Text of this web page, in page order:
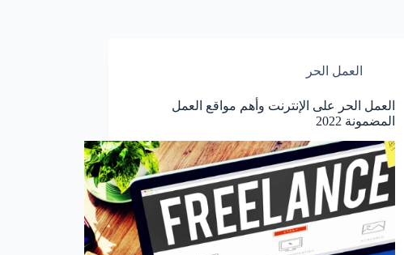
العمل الحر
العمل الحر على الإنترنت وأهم مواقع العمل
المضمونة 2022